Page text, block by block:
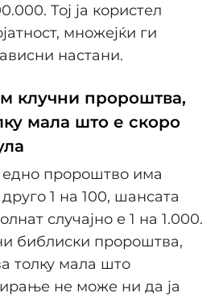
Тој ја користел
множејќи ги
настани.
клучни пророштва,
мала што е скоро
пророштво има
1 на 100, шансата
случајно е 1 на 1.000.
библиски пророштва,
толку мала што
не може ни да ја